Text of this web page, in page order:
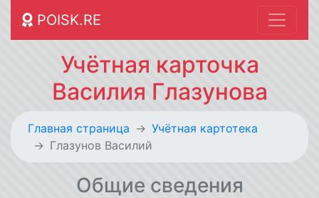
POISK.RE
Учётная карточка
Василия Глазунова
Главная страница
Учётная картотека
Глазунов Василий
Общие сведения